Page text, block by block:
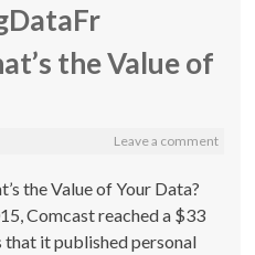
the Value of
Leave a comment
the Value of Your Data?
Comcast reached a $33
it published personal